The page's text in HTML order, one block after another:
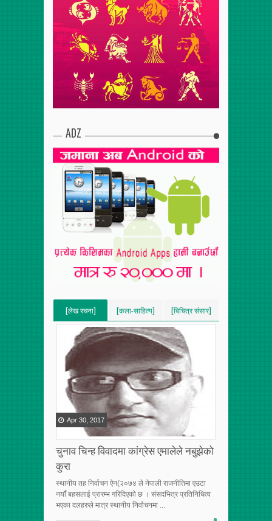
ADZ
[लेख रचना]
[VERTICAL]
[RECENT][5]
[कला-साहित्य]
[VERTICAL]
[बिचित्र संसार]
[VERTICAL]
[RECENT][5]
चुनाव चिन्ह विवादमा कांग्रेस एमालेले नबुझेको
कुरा
Apr 30 2017
स्थानीय तह निर्वाचन ऐन(२०७४ ले नेपाली राजनीतिमा एउटा
नयाँ बहसलाई प्रारम्भ गरिदिएको छ । संसदभित्र प्रतिनिधित्व
भएका दलहरुले मात्र स्थानीय निर्वाचनमा ...